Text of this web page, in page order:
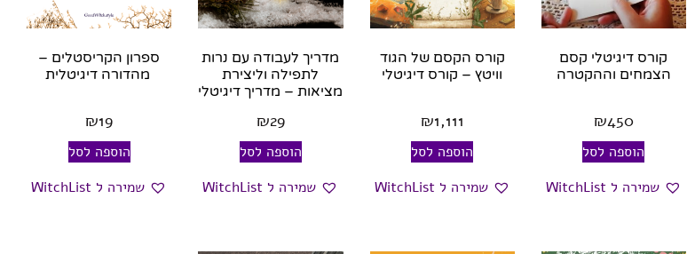
קורס דיגיטלי קסם
הצמחים וההקטרה
₪450
הוספה לסל
שמירה ל WitchList
קורס הקסם של הגוד
וויטץ – קורס דיגיטלי
₪1,111
הוספה לסל
שמירה ל WitchList
מדריך לעבודה עם נרות
לתפילה וליצירת
מציאות – מדריך דיגיטלי
₪29
הוספה לסל
שמירה ל WitchList
ספרון הקריסטלים –
מהדורה דיגיטלית
₪19
הוספה לסל
שמירה ל WitchList